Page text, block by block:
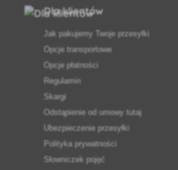
Dla klientów
Jak pakujemy Twoje przesyłki
Opcje transportowe
Opcje płatności
Regulamin
Skargi
Odstąpienie od umowy tutaj
Ubezpieczenie przesyłki
Polityka prywatności
Słowniczek pojęć